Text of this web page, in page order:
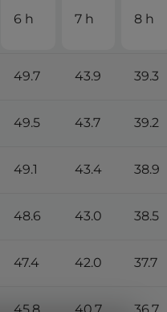
6 h 7 h 8 h
49.7 43.9 39.3
49.5 43.7 39.2
49.1 43.4 38.9
48.6 43.0 38.5
47.4 42.0 37.7